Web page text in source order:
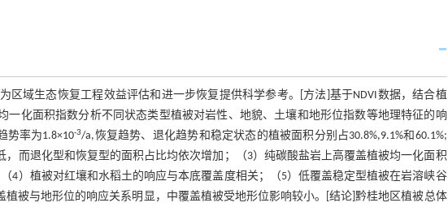
区域生态恢复工程效益评估和进一步恢复提供科学参考。[方法]基于NDVI数据，结合植
化面积指数分析不同状态类型植被对岩性、地貌、土壤和地形位指数等地理特征的响
势率为1.8×10-3/a,恢复趋势、退化趋势和稳定状态的植被面积分别占30.8%,9.1%和60.1%;
，而退化型和恢复型的面积占比均依次增加；（3）纯碳酸盐岩上高覆盖植被均一化面积
4）植被对红壤和水稻土的响应与本底覆盖度相关；（5）低覆盖稳定型植被在岩溶峡谷
被与地形位的响应关系明显，中覆盖植被受地形位影响较小。[结论]黔桂地区植被总体